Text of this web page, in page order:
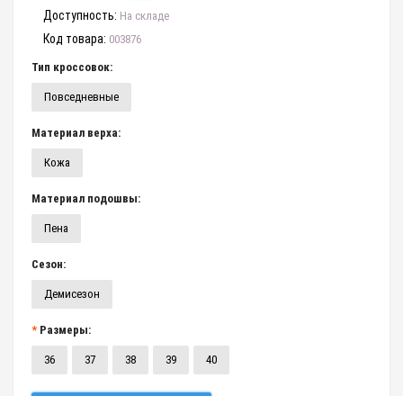
Доступность: На складе
Код товара: 003876
Тип кроссовок:
Повседневные
Материал верха:
Кожа
Материал подошвы:
Пена
Сезон:
Демисезон
Размеры:
36 37 38 39 40